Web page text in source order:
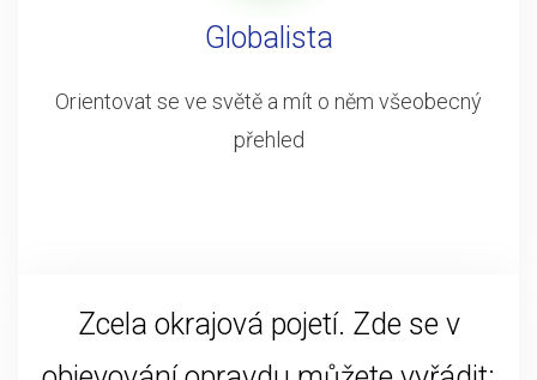
Globalista
Orientovat se ve světě a mít o něm všeobecný
přehled
Zcela okrajová pojetí. Zde se v